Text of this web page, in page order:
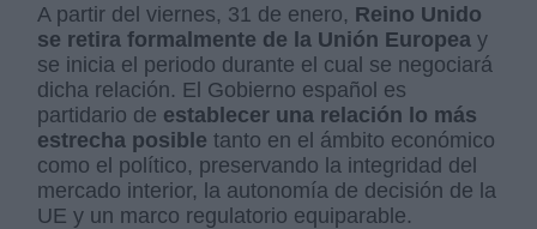
A partir del viernes, 31 de enero, Reino Unido
se retira formalmente de la Unión Europea y
se inicia el periodo durante el cual se negociará
dicha relación. El Gobierno español es
partidario de establecer una relación lo más
estrecha posible tanto en el ámbito económico
como el político, preservando la integridad del
mercado interior, la autonomía de decisión de la
UE y un marco regulatorio equiparable.